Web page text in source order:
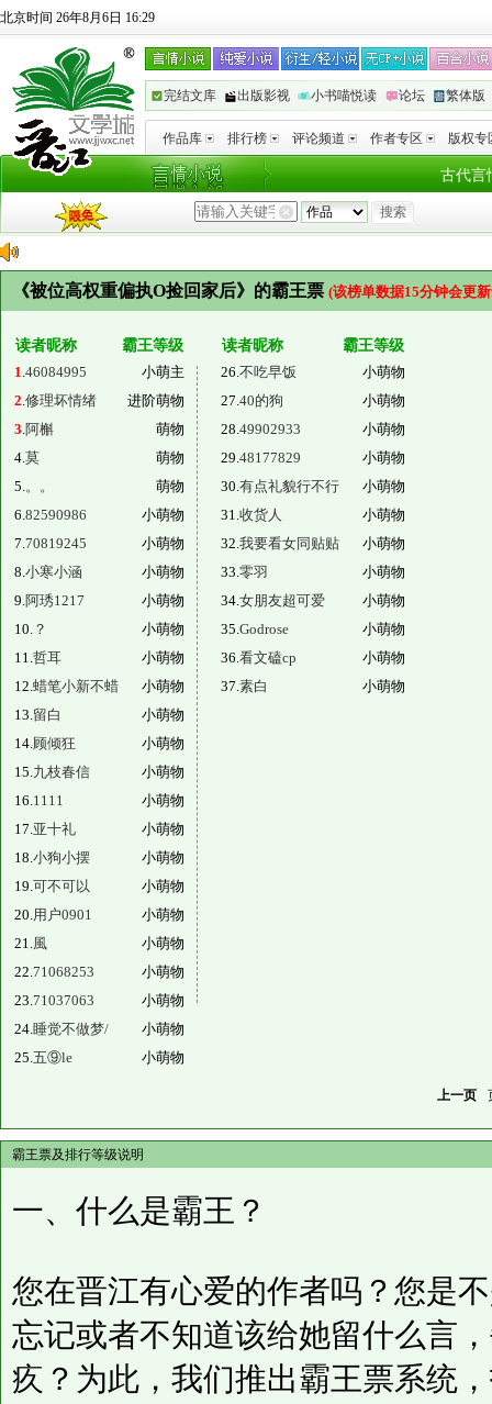
北京时间 26年8月6日 16:29
完结文库 出版影视 小书喵悦读 论坛 繁体版
作品库 排行榜 评论频道 作者专区 版权专
古代言
《被位高权重偏执O捡回家后》的霸王票 (该榜单数据15分钟会更
读者昵称
霸王等级
1.46084995
小萌主
2.修理坏情绪
进阶萌物
3.阿槲
萌物
4.莫
萌物
5.。。
萌物
6.82590986
小萌物
7.70819245
小萌物
8.小寒小涵
小萌物
9.阿琇1217
小萌物
10. ？
小萌物
11.哲耳
小萌物
12.蜡笔小新不蜡
小萌物
13.留白
小萌物
14.顾倾狂
小萌物
15.九枝春信
小萌物
16.1111
小萌物
17.亚十礼
小萌物
18.小狗小摆
小萌物
19.可不可以
小萌物
20.用户0901
小萌物
21.風
小萌物
22.71068253
小萌物
23.71037063
小萌物
24.睡觉不做梦/
小萌物
25.五⑨le 小萌物
读者昵称
霸王等级
26.不吃早饭
小萌物
27.40的狗
小萌物
28.49902933
小萌物
29.48177829
小萌物
30.有点礼貌行不行
小萌物
31.收货人
小萌物
32.我要看女同贴贴
小萌物
33.零羽
小萌物
34.女朋友超可爱
小萌物
35.Godrose
小萌物
36.看文磕cp
小萌物
37.素白 小萌物
上一页
霸王票及排行等级说明
一、什么是霸王？
您在晋江有心爱的作者吗？您是
忘记或者不知道该给她留什么言
疚？为此，我们推出霸王票系统